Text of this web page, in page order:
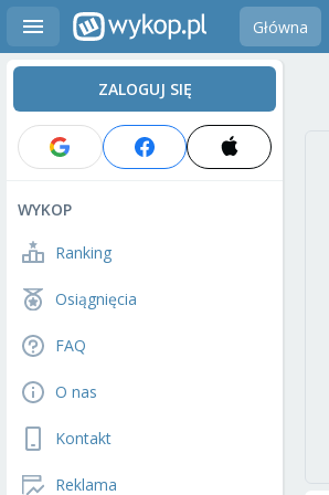
Główna
ZALOGUJ SIĘ
WYKOP
Ranking
Osiągnięcia
FAQ
O nas
Kontakt
Reklama